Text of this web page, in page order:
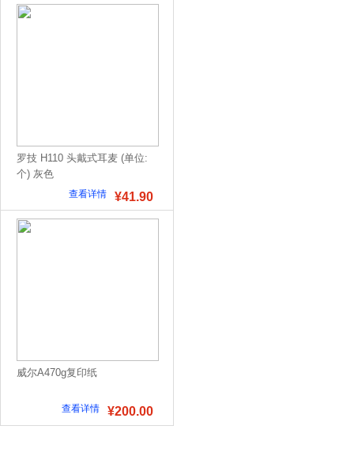
罗技 H110 头戴式耳麦 (单位:
个) 灰色
¥41.90
查看详情
威尔A470g复印纸
¥200.00
查看详情